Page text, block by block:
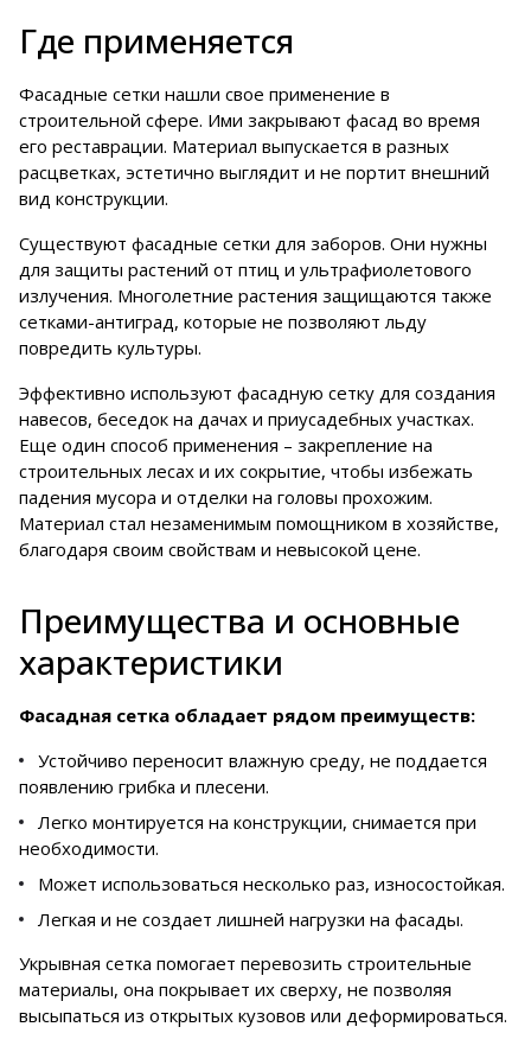
Где применяется
Фасадные сетки нашли свое применение в
строительной сфере. Ими закрывают фасад во время
его реставрации. Материал выпускается в разных
расцветках, эстетично выглядит и не портит внешний
вид конструкции.
Существуют фасадные сетки для заборов. Они нужны
для защиты растений от птиц и ультрафиолетового
излучения. Многолетние растения защищаются также
сетками-антиград, которые не позволяют льду
повредить культуры.
Эффективно используют фасадную сетку для создания
навесов, беседок на дачах и приусадебных участках.
Еще один способ применения – закрепление на
строительных лесах и их сокрытие, чтобы избежать
падения мусора и отделки на головы прохожим.
Материал стал незаменимым помощником в хозяйстве,
благодаря своим свойствам и невысокой цене.
Преимущества и основные
характеристики
Фасадная сетка обладает рядом преимуществ:
Устойчиво переносит влажную среду, не поддается
появлению грибка и плесени.
Легко монтируется на конструкции, снимается при
необходимости.
Может использоваться несколько раз, износостойкая.
Легкая и не создает лишней нагрузки на фасады.
Укрывная сетка помогает перевозить строительные
материалы, она покрывает их сверху, не позволяя
высыпаться из открытых кузовов или деформироваться.